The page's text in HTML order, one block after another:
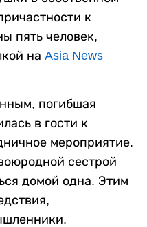
к
пять человек,
на Asia News
погибшая
в гости к
мероприятие.
сестрой
домой одна. Этим